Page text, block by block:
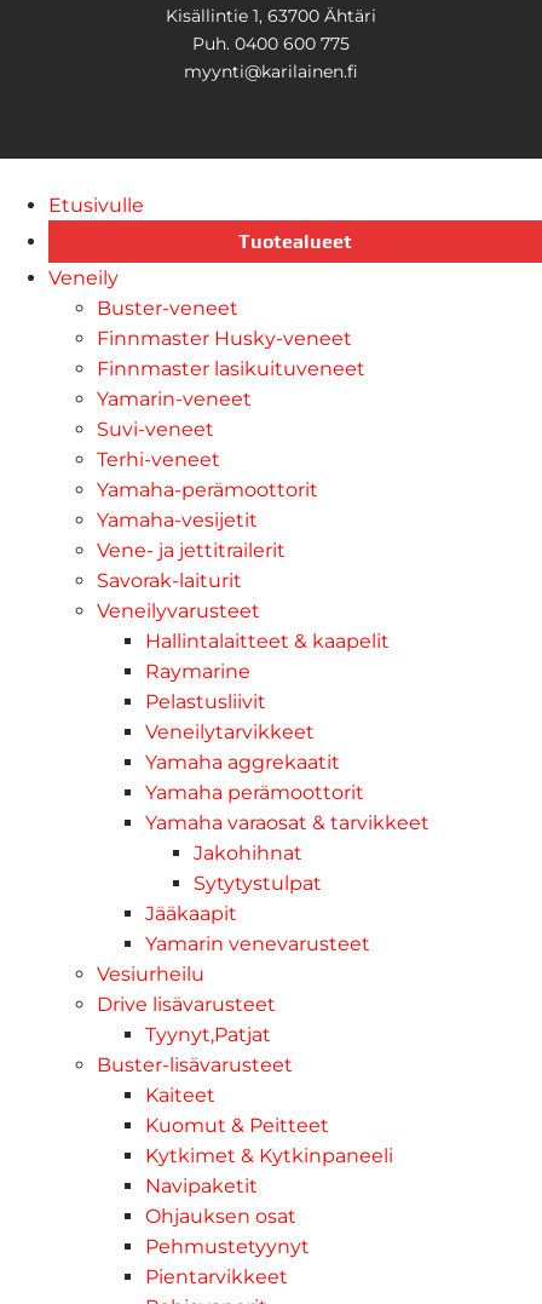
Kisällintie 1, 63700 Ähtäri
Puh. 0400 600 775
myynti@karilainen.fi
Etusivulle
Tuotealueet
Veneily
Buster-veneet
Finnmaster Husky-veneet
Finnmaster lasikuituveneet
Yamarin-veneet
Suvi-veneet
Terhi-veneet
Yamaha-perämoottorit
Yamaha-vesijetit
Vene- ja jettitrailerit
Savorak-laiturit
Veneilyvarusteet
Hallintalaitteet & kaapelit
Raymarine
Pelastusliivit
Veneilytarvikkeet
Yamaha aggrekaatit
Yamaha perämoottorit
Yamaha varaosat & tarvikkeet
Jakohihnat
Sytytystulpat
Jääkaapit
Yamarin venevarusteet
Vesiurheilu
Drive lisävarusteet
Tyynyt,Patjat
Buster-lisävarusteet
Kaiteet
Kuomut & Peitteet
Kytkimet & Kytkinpaneeli
Navipaketit
Ohjauksen osat
Pehmustetyynyt
Pientarvikkeet